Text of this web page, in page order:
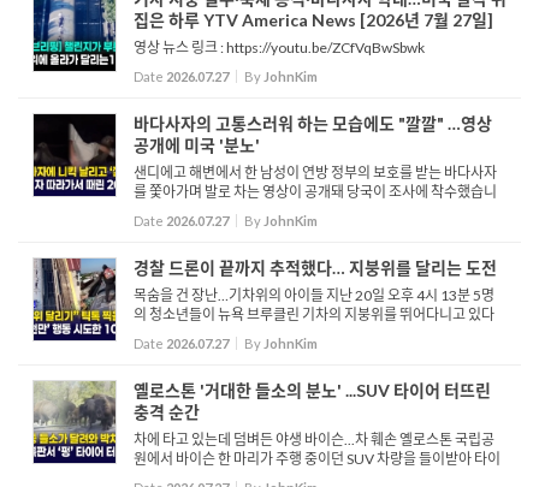
집은 하루 YTV America News [2026년 7월 27일]
영상 뉴스 링크 : https://youtu.be/ZCfVqBwSbwk
Date 2026.07.27 By JohnKim
바다사자의 고통스러워 하는 모습에도 "깔깔" …영상
공개에 미국 '분노'
샌디에고 해변에서 한 남성이 연방 정부의 보호를 받는 바다사자
를 쫓아가며 발로 차는 영상이 공개돼 당국이 조사에 착수했습니
다. 연방 국립해양대기청은 현재 영상 속 인물을 추적 중이며, 해양
포유류보호법 위반 혐의로 해당 사건을 면밀히 수사하고 있다...
Date 2026.07.27 By JohnKim
경찰 드론이 끝까지 추적했다… 지붕위를 달리는 도전
목숨을 건 장난…기차위의 아이들 지난 20일 오후 4시 13분 5명
의 청소년들이 뉴욕 브루클린 기차의 지붕위를 뛰어다니고 있다
는 신고를 받은 뉴욕 경찰이 드론을 띄워 이들을 추적합니다. 경찰
의 추적이 시작된 것을 눈치 챈 이들...
Date 2026.07.27 By JohnKim
옐로스톤 '거대한 들소의 분노' ...SUV 타이어 터뜨린
충격 순간
차에 타고 있는데 덤벼든 야생 바이슨...차 훼손 옐로스톤 국립공
원에서 바이슨 한 마리가 주행 중이던 SUV 차량을 들이받아 타이
어를 터뜨리는 아찔한 사고가 발생했습니다. 소셜 미디어에 공개